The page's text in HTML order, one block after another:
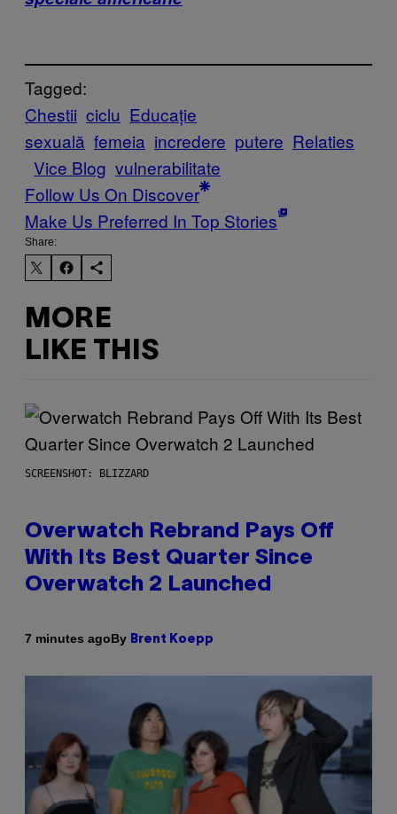
Tagged:
Chestii ciclu Educație
sexuală femeia incredere putere Relaties
Vice Blog vulnerabilitate
Follow Us On Discover
Make Us Preferred In Top Stories
Share:
MORE
LIKE THIS
SCREENSHOT: BLIZZARD
Overwatch Rebrand Pays Off
With Its Best Quarter Since
Overwatch 2 Launched
7 minutes agoBy Brent Koepp